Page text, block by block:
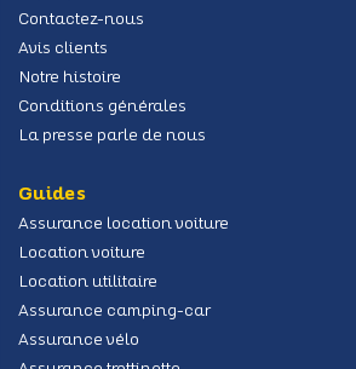
Contactez-nous
Avis clients
Notre histoire
Conditions générales
La presse parle de nous
Guides
Assurance location voiture
Location voiture
Location utilitaire
Assurance camping-car
Assurance vélo